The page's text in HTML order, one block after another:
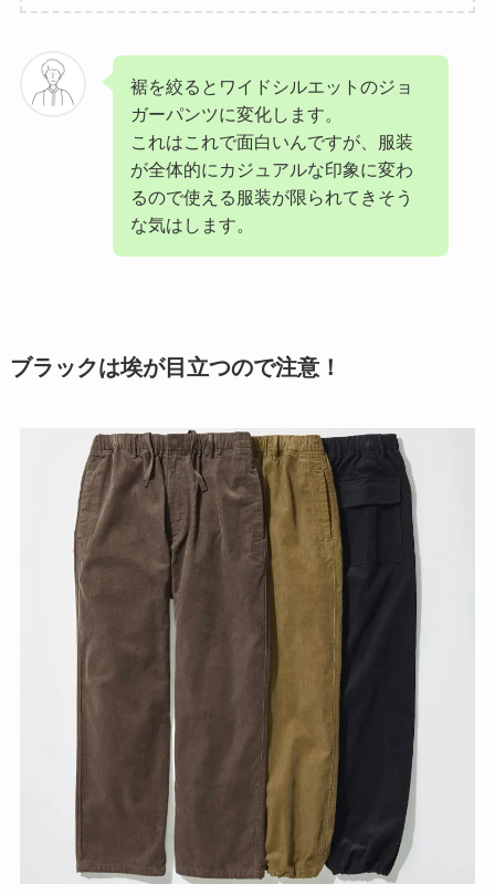
裾を絞るとワイドシルエットのジョ
ガーパンツに変化します。
これはこれで面白いんですが、服装
が全体的にカジュアルな印象に変わ
るので使える服装が限られてきそう
な気はします。
ブラックは埃が目立つので注意！